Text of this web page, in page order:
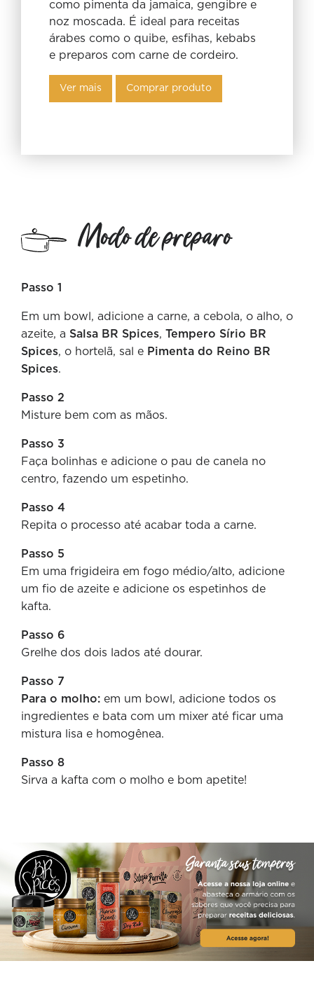
como pimenta da jamaica, gengibre e
noz moscada. É ideal para receitas
árabes como o quibe, esfihas, kebabs
e preparos com carne de cordeiro.
Ver mais Comprar produto
Modo de preparo
Passo 1
Em um bowl, adicione a carne, a cebola, o alho, o
azeite, a Salsa BR Spices, Tempero Sírio BR
Spices, o hortelã, sal e Pimenta do Reino BR
Spices.
Passo 2
Misture bem com as mãos.
Passo 3
Faça bolinhas e adicione o pau de canela no
centro, fazendo um espetinho.
Passo 4
Repita o processo até acabar toda a carne.
Passo 5
Em uma frigideira em fogo médio/alto, adicione
um fio de azeite e adicione os espetinhos de
kafta.
Passo 6
Grelhe dos dois lados até dourar.
Passo 7
Para o molho: em um bowl, adicione todos os
ingredientes e bata com um mixer até ficar uma
mistura lisa e homogênea.
Passo 8
Sirva a kafta com o molho e bom apetite!